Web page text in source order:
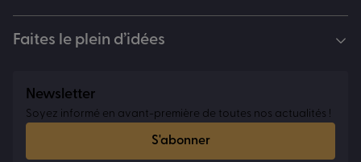
Faites le plein d’idées
Newsletter
Soyez informé en avant-première de toutes nos actualités !
S'abonner